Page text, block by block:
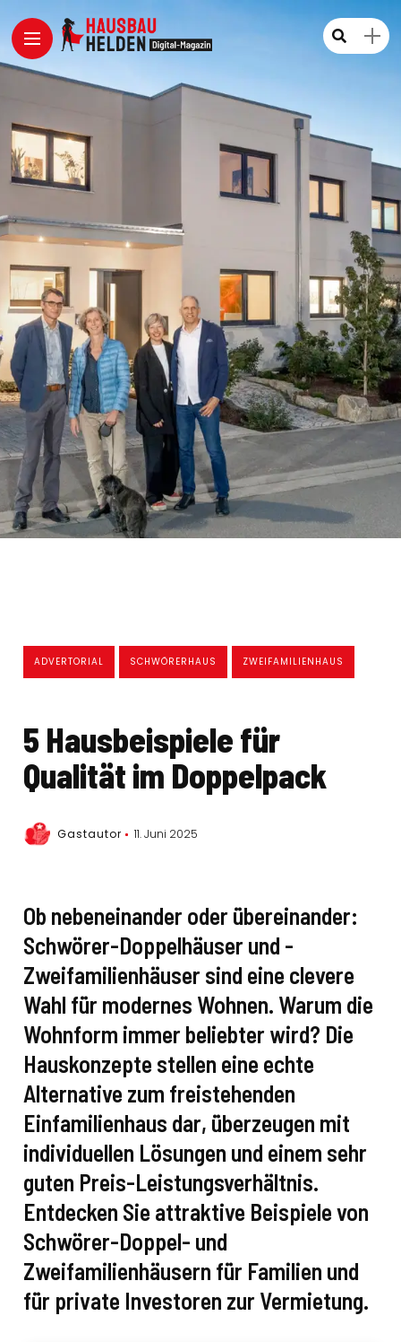
5 Hausbeispiele für
Qualität im Doppelpack
Gastautor 11. Juni 2025
Ob nebeneinander oder übereinander:
Schwörer-Doppelhäuser und -
Zweifamilienhäuser sind eine clevere
Wahl für modernes Wohnen. Warum die
Wohnform immer beliebter wird? Die
Hauskonzepte stellen eine echte
Alternative zum freistehenden
Einfamilienhaus dar, überzeugen mit
individuellen Lösungen und einem sehr
guten Preis-Leistungsverhältnis.
Entdecken Sie attraktive Beispiele von
Schwörer-Doppel- und
Zweifamilienhäusern für Familien und
für private Investoren zur Vermietung.
ADVERTORIAL SCHWÖRERHAUS ZWEIFAMILIENHAUS